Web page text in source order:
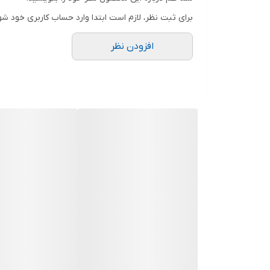
برای ثبت نظر، لازم است ابتدا وارد حساب کاربری خود
افزودن نظر